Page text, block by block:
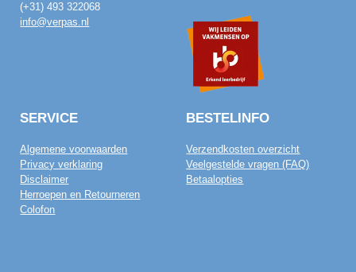
(+31) 493 322068
info@verpas.nl
SERVICE
Algemene voorwaarden
Privacy verklaring
Disclaimer
Herroepen en Retourneren
Colofon
BESTELINFO
Verzendkosten overzicht
Veelgestelde vragen (FAQ)
Betaalopties